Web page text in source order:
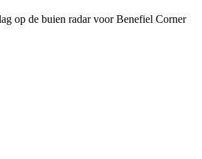
op de buien radar voor Benefiel Corner